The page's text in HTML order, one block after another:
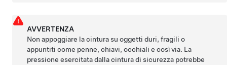
AVVERTENZA
Non appoggiare la cintura su oggetti duri, fragili o
appuntiti come penne, chiavi, occhiali e così via. La
pressione esercitata dalla cintura di sicurezza potrebbe